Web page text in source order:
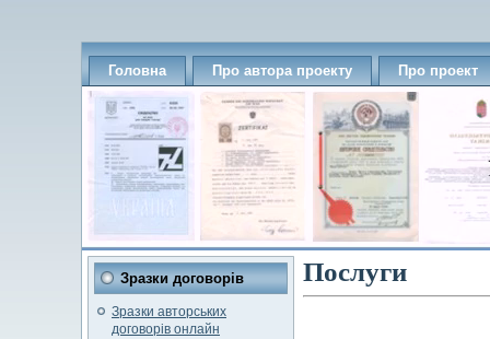
Головна Про автора проекту Про проект
Зразки договорів
Зразки авторських
договорів онлайн
Послуги